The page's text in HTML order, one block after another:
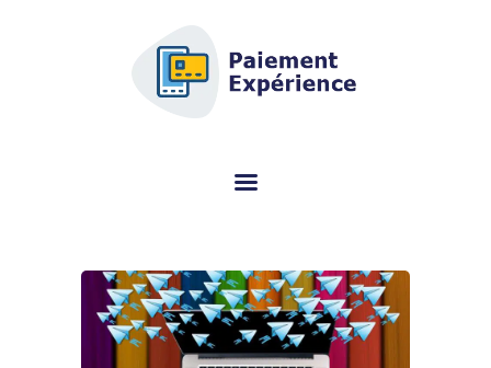
AFSCM.ORG - GUIDE D'ACHAT
Vous cherchez des informations sur le terminal de paiement (TPE) ? Ce
portail spécialisé vous aide à choisir le bon modèle gratuitement.
AVIS PAR MARQUES
CONSEILS
QUI SOMMES-NOUS ?